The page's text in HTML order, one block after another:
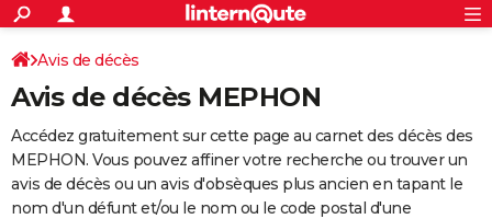
ACTUALITÉS
Politique
Société
Faits Divers
Education
Monde
Villes
+
SPORT
Coupe du monde 2026
Football
Tennis
Cyclisme
Rugby
Forum
Programme TV
TNT
Streaming
Cinéma
Sorties cinéma
Musique
+
FINANCE
Retraite
Epargne
Immobilier
Risques naturels par ville
Banque
Assurance
AUTO
Avis de décès
Avis de décès MEPHON
Accédez gratuitement sur cette page au carnet des décès des
MEPHON. Vous pouvez affiner votre recherche ou trouver un
avis de décès ou un avis d'obsèques plus ancien en tapant le
nom d'un défunt et/ou le nom ou le code postal d'une